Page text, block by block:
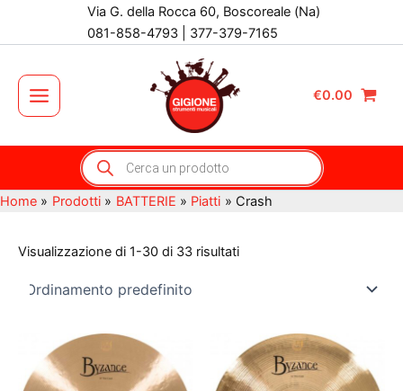
Via G. della Rocca 60, Boscoreale (Na)
081-858-4793 | 377-379-7165
Main
Menu
€0.00
Products
search
Home Prodotti BATTERIE Piatti Crash
Visualizzazione di 1-30 di 33 risultati